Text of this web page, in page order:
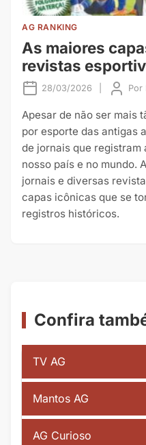
AG RANKING
As maiores
revistas
28/03/2026 Por
Apesar de não ser mais
por esporte das antigas
de jornais que
nosso país e no mundo.
jornais e diversas
capas icônicas que se
registros históricos.
Confira
TV AG
Mantos AG
AG Curioso